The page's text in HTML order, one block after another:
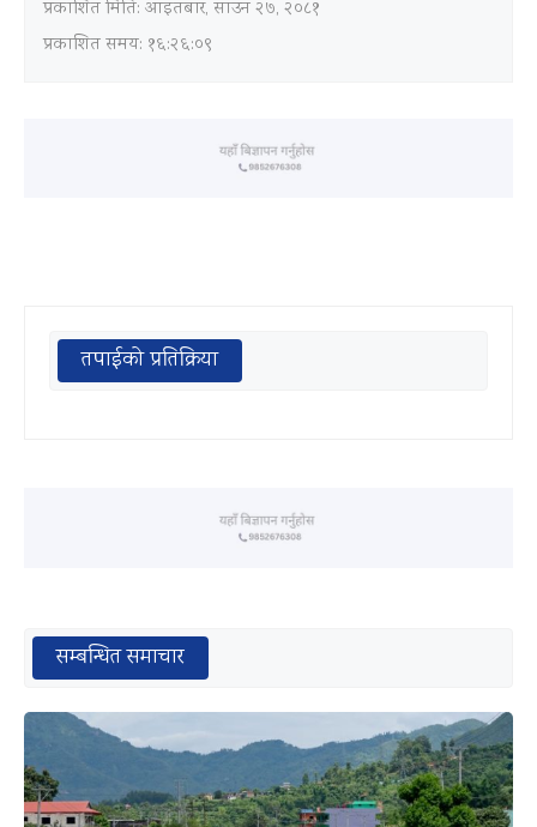
प्रकाशित मिति: आइतबार, साउन २७, २०८१
प्रकाशित समय: १६:२६:०९
तपाईको प्रतिक्रिया
सम्बन्धित समाचार